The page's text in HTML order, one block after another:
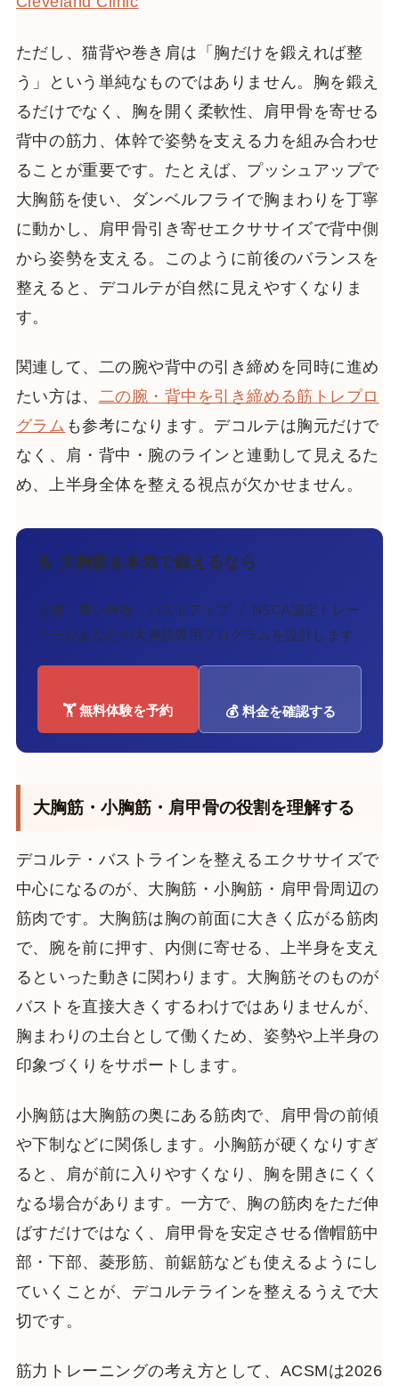
ただし、猫背や巻き肩は「胸だけを鍛えれば整
う」という単純なものではありません。胸を鍛え
るだけでなく、胸を開く柔軟性、肩甲骨を寄せる
背中の筋力、体幹で姿勢を支える力を組み合わせ
ることが重要です。たとえば、プッシュアップで
大胸筋を使い、ダンベルフライで胸まわりを丁寧
に動かし、肩甲骨引き寄せエクササイズで背中側
から姿勢を支える。このように前後のバランスを
整えると、デコルテが自然に見えやすくなりま
す。
関連して、二の腕や背中の引き締めを同時に進め
たい方は、
二の腕・背中を引き締める筋トレプロ
グラム も参考になります。デコルテは胸元だけで
なく、肩・背中・腕のラインと連動して見えるた
め、上半身全体を整える視点が欠かせません。
💪 大胸筋を本気で鍛えるなら
目標：厚い胸板・バストアップ ／ NSCA認定トレー
ナーがあなたの大胸筋専用プログラムを設計します
🏋️ 無料体験を予約 💰 料金を確認する
大胸筋・小胸筋・肩甲骨の役割を理解する
デコルテ・バストラインを整えるエクササイズで
中心になるのが、大胸筋・小胸筋・肩甲骨周辺の
筋肉です。大胸筋は胸の前面に大きく広がる筋肉
で、腕を前に押す、内側に寄せる、上半身を支え
るといった動きに関わります。大胸筋そのものが
バストを直接大きくするわけではありませんが、
胸まわりの土台として働くため、姿勢や上半身の
印象づくりをサポートします。
小胸筋は大胸筋の奥にある筋肉で、肩甲骨の前傾
や下制などに関係します。小胸筋が硬くなりすぎ
ると、肩が前に入りやすくなり、胸を開きにくく
なる場合があります。一方で、胸の筋肉をただ伸
ばすだけではなく、肩甲骨を安定させる僧帽筋中
部・下部、菱形筋、前鋸筋なども使えるようにし
ていくことが、デコルテラインを整えるうえで大
切です。
筋力トレーニングの考え方として、ACSMは2026